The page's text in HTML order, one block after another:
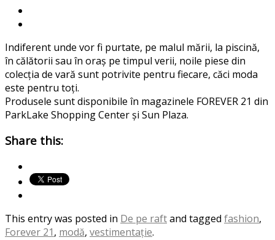
Indiferent unde vor fi purtate, pe malul mării, la piscină,
în călătorii sau în oraș pe timpul verii, noile piese din
colecția de vară sunt potrivite pentru fiecare, căci moda
este pentru toți.
Produsele sunt disponibile în magazinele FOREVER 21 din
ParkLake Shopping Center și Sun Plaza.
Share this:
This entry was posted in De pe raftand tagged fashion,
Forever 21, modă, vestimentație.